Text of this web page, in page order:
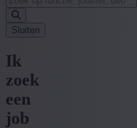
Sluiten
Ik
zoek
een
job